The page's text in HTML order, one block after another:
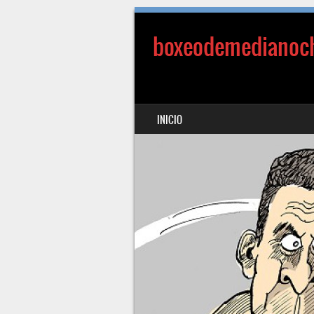
MENÚ
SALTAR AL CONTENIDO
INICIO